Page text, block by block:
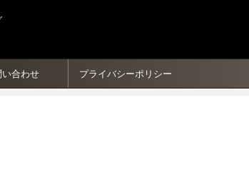
い合わせ プライバシーポリシー